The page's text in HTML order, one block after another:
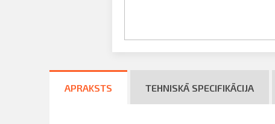
APRAKSTS TEHNISKĀ SPECIFIKĀCIJA